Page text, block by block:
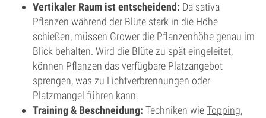
Vertikaler Raum ist entscheidend: Da sativa
Pflanzen während der Blüte stark in die Höhe
schießen, müssen Grower die Pflanzenhöhe genau im
Blick behalten. Wird die Blüte zu spät eingeleitet,
können Pflanzen das verfügbare Platzangebot
sprengen, was zu Lichtverbrennungen oder
Platzmangel führen kann.
Training & Beschneidung: Techniken wieTopping,